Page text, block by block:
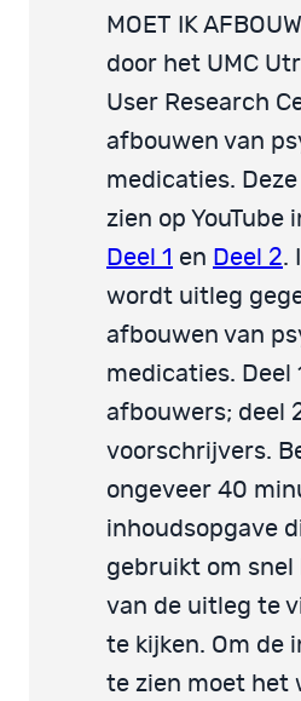
MOET IK
door het UMC
User Research
afbouwen van
medicaties.
zien op YouTube
Deel 1 en Deel 2.
wordt uitleg
afbouwen van
medicaties. Deel
afbouwers; deel
voorschrijvers.
ongeveer 40
inhoudsopgave
gebruikt om snel
van de uitleg te
te kijken. Om de
te zien moet het